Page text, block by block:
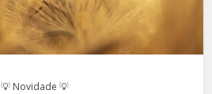
💡 Novidade 💡